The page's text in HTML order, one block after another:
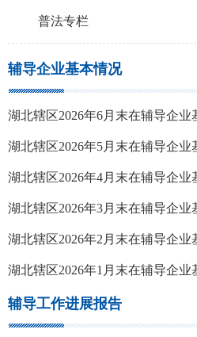
普法专栏
辅导企业基本情况
辅导工作进展报告